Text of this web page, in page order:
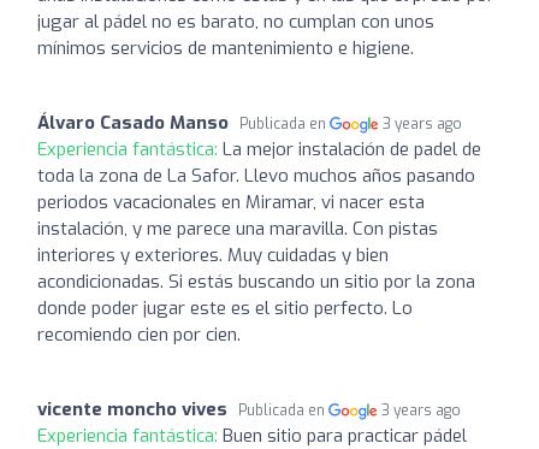
jugar al pádel no es barato, no cumplan con unos
mínimos servicios de mantenimiento e higiene.
Álvaro Casado Manso Publicada en 3 years ago
Experiencia fantástica: La mejor instalación de padel de
toda la zona de La Safor. Llevo muchos años pasando
periodos vacacionales en Miramar, vi nacer esta
instalación, y me parece una maravilla. Con pistas
interiores y exteriores. Muy cuidadas y bien
acondicionadas. Si estás buscando un sitio por la zona
donde poder jugar este es el sitio perfecto. Lo
recomiendo cien por cien.
vicente moncho vives Publicada en 3 years ago
Experiencia fantástica: Buen sitio para practicar pádel